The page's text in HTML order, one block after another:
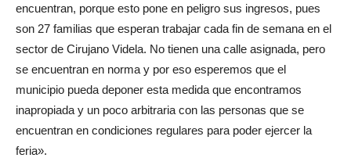
encuentran, porque esto pone en peligro sus ingresos, pues
son 27 familias que esperan trabajar cada fin de semana en el
sector de Cirujano Videla. No tienen una calle asignada, pero
se encuentran en norma y por eso esperemos que el
municipio pueda deponer esta medida que encontramos
inapropiada y un poco arbitraria con las personas que se
encuentran en condiciones regulares para poder ejercer la
feria».